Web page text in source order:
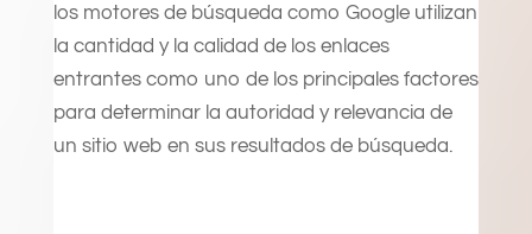
los motores de búsqueda como Google utilizan
la cantidad y la calidad de los enlaces
entrantes como uno de los principales factores
para determinar la autoridad y relevancia de
un sitio web en sus resultados de búsqueda.